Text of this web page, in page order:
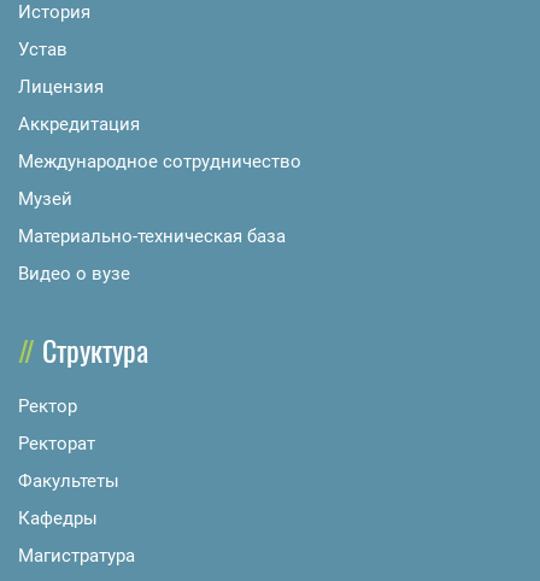
История
Устав
Лицензия
Аккредитация
Международное сотрудничество
Музей
Материально-техническая база
Видео о вузе
Структура
Ректор
Ректорат
Факультеты
Кафедры
Магистратура